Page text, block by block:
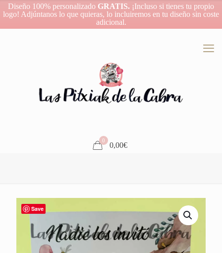
Diseño 100% personalizado GRATIS. ¡Incluso si tienes tu propio
logo! Adjúntanos lo que quieras, lo incluiremos en tu diseño sin coste
adicional.
0
0,00€
Save